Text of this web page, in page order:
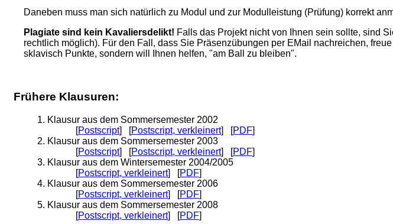
Daneben muss man sich natürlich zu Modul und zur Modulleistung (Prüfung) korrekt
Plagiate sind kein Kavaliersdelikt! Falls das Projekt nicht von Ihnen sein sollte, sind
rechtlich möglich). Für den Fall, dass Sie Präsenzübungen per EMail nachreichen,
sklavisch Punkte, sondern will Ihnen helfen, "am Ball zu bleiben".
Frühere Klausuren:
Klausur aus dem Sommersemester 2002
[Postscript] [Postscript, verkleinert] [PDF]
Klausur aus dem Sommersemester 2003
[Postscript] [Postscript, verkleinert] [PDF]
Klausur aus dem Wintersemester 2004/2005
[Postscript, verkleinert] [PDF]
Klausur aus dem Sommersemester 2006
[Postscript, verkleinert] [PDF]
Klausur aus dem Sommersemester 2008
[Postscript, verkleinert] [PDF]